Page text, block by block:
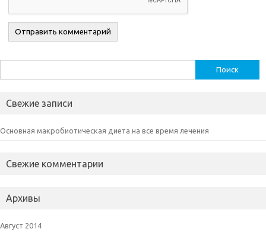
Свежие записи
Основная макробиотическая диета на все время лечения
Свежие комментарии
Архивы
Август 2014